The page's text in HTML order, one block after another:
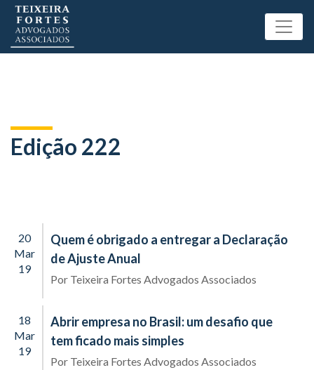
Edição 222
20
Mar
19
Quem é obrigado a entregar a Declaração
de Ajuste Anual
Por Teixeira Fortes Advogados Associados
18
Mar
19
Abrir empresa no Brasil: um desafio que
tem ficado mais simples
Por Teixeira Fortes Advogados Associados